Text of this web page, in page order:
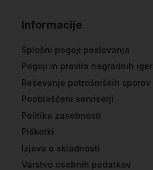
Informacije
Splošni pogoji poslovanja
Pogoji in pravila nagradnih iger
Reševanje potrošniških sporov
Pooblaščeni serviserji
Politika zasebnosti
Piškotki
Izjava o skladnosti
Varstvo osebnih podatkov